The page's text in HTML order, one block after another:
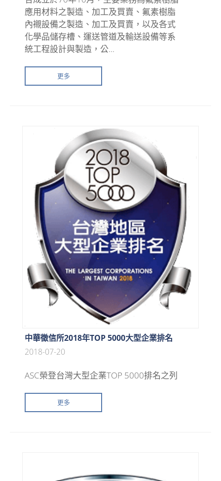
應用材料之製造、加工及買賣、氟素樹脂
內襯設備之製造、加工及買賣，以及各式
化學品儲存槽、運送管道及輸送設備等系
統工程設計與製造，公...
更多
中華徵信所2018年TOP 5000大型企業排名
2018-07-20
ASC榮登台灣大型企業TOP 5000排名之列
更多